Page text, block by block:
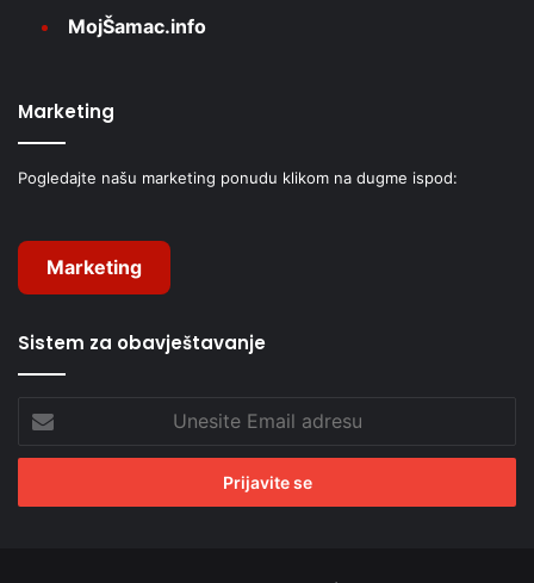
MojŠamac.info
Marketing
Pogledajte našu marketing ponudu klikom na dugme ispod:
Marketing
Sistem za obavještavanje
Email
adresu